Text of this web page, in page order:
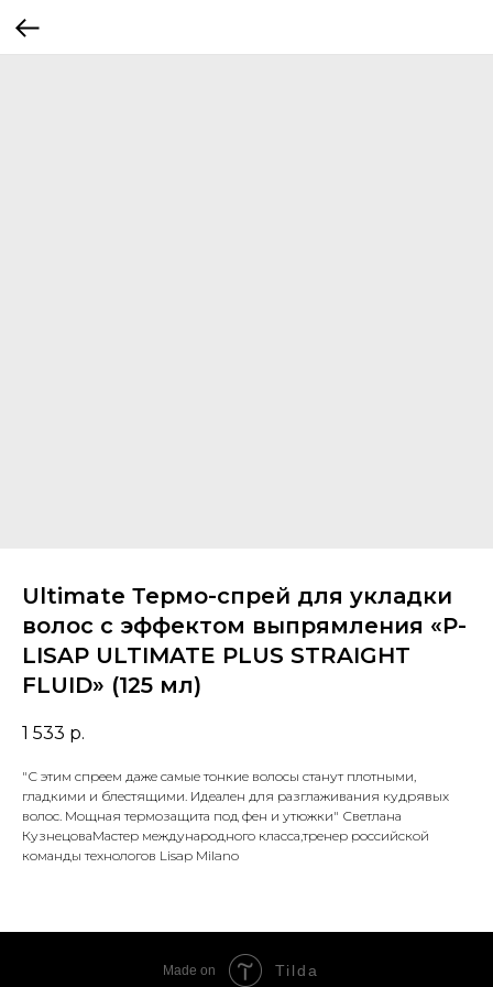
Ultimate Термо-спрей для укладки
волос с эффектом выпрямления «P-
LISAP ULTIMATE PLUS STRAIGHT
FLUID» (125 мл)
1 533 р.
"С этим спреем даже самые тонкие волосы станут плотными,
гладкими и блестящими. Идеален для разглаживания кудрявых
волос. Мощная термозащита под фен и утюжки" Светлана
КузнецоваМастер международного класса,тренер российской
команды технологов Lisap Milano
Made on Tilda